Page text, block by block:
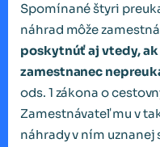
Spomínané štyri
náhrad môže
poskytnúť aj vtedy, ak
zamestnanec
ods. 1 zákona o
Zamestnávateľ mu v
náhrady v ním